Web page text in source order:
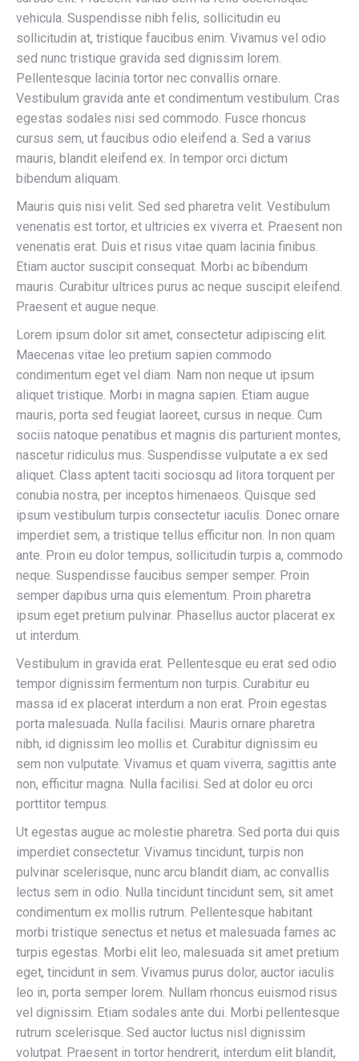
vehicula. Suspendisse nibh felis, sollicitudin eu
sollicitudin at, tristique faucibus enim. Vivamus vel odio
sed nunc tristique gravida sed dignissim lorem.
Pellentesque lacinia tortor nec convallis ornare.
Vestibulum gravida ante et condimentum vestibulum. Cras
egestas sodales nisi sed commodo. Fusce rhoncus
cursus sem, ut faucibus odio eleifend a. Sed a varius
mauris, blandit eleifend ex. In tempor orci dictum
bibendum aliquam.
Mauris quis nisi velit. Sed sed pharetra velit. Vestibulum
venenatis est tortor, et ultricies ex viverra et. Praesent non
venenatis erat. Duis et risus vitae quam lacinia finibus.
Etiam auctor suscipit consequat. Morbi ac bibendum
mauris. Curabitur ultrices purus ac neque suscipit eleifend.
Praesent et augue neque.
Lorem ipsum dolor sit amet, consectetur adipiscing elit.
Maecenas vitae leo pretium sapien commodo
condimentum eget vel diam. Nam non neque ut ipsum
aliquet tristique. Morbi in magna sapien. Etiam augue
mauris, porta sed feugiat laoreet, cursus in neque. Cum
sociis natoque penatibus et magnis dis parturient montes,
nascetur ridiculus mus. Suspendisse vulputate a ex sed
aliquet. Class aptent taciti sociosqu ad litora torquent per
conubia nostra, per inceptos himenaeos. Quisque sed
ipsum vestibulum turpis consectetur iaculis. Donec ornare
imperdiet sem, a tristique tellus efficitur non. In non quam
ante. Proin eu dolor tempus, sollicitudin turpis a, commodo
neque. Suspendisse faucibus semper semper. Proin
semper dapibus urna quis elementum. Proin pharetra
ipsum eget pretium pulvinar. Phasellus auctor placerat ex
ut interdum.
Vestibulum in gravida erat. Pellentesque eu erat sed odio
tempor dignissim fermentum non turpis. Curabitur eu
massa id ex placerat interdum a non erat. Proin egestas
porta malesuada. Nulla facilisi. Mauris ornare pharetra
nibh, id dignissim leo mollis et. Curabitur dignissim eu
sem non vulputate. Vivamus et quam viverra, sagittis ante
non, efficitur magna. Nulla facilisi. Sed at dolor eu orci
porttitor tempus.
Ut egestas augue ac molestie pharetra. Sed porta dui quis
imperdiet consectetur. Vivamus tincidunt, turpis non
pulvinar scelerisque, nunc arcu blandit diam, ac convallis
lectus sem in odio. Nulla tincidunt tincidunt sem, sit amet
condimentum ex mollis rutrum. Pellentesque habitant
morbi tristique senectus et netus et malesuada fames ac
turpis egestas. Morbi elit leo, malesuada sit amet pretium
eget, tincidunt in sem. Vivamus purus dolor, auctor iaculis
leo in, porta semper lorem. Nullam rhoncus euismod risus
vel dignissim. Etiam sodales ante dui. Morbi pellentesque
rutrum scelerisque. Sed auctor luctus nisl dignissim
volutpat. Praesent in tortor hendrerit, interdum elit blandit,